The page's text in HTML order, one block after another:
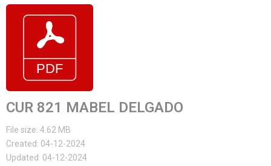
CUR 821 MABEL DELGADO
File size: 4.62 MB
Created: 04-12-2024
Updated: 04-12-2024